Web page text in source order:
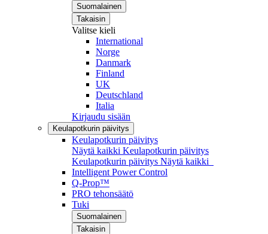
Suomalainen
Takaisin
Valitse kieli
International
Norge
Danmark
Finland
UK
Deutschland
Italia
Kirjaudu sisään
Keulapotkurin päivitys
Keulapotkurin päivitys
Näytä kaikki Keulapotkurin päivitys
Keulapotkurin päivitys Näytä kaikki
Intelligent Power Control
Q-Prop™
PRO tehonsäätö
Tuki
Suomalainen
Takaisin